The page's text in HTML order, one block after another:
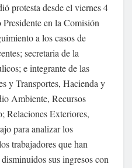
protesta desde el viernes 4
Presidente en la Comisión
a los casos de
secretaria de la
e integrante de las
y Transportes, Hacienda y
Ambiente, Recursos
Relaciones Exteriores,
para analizar los
trabajadores que han
sus ingresos con